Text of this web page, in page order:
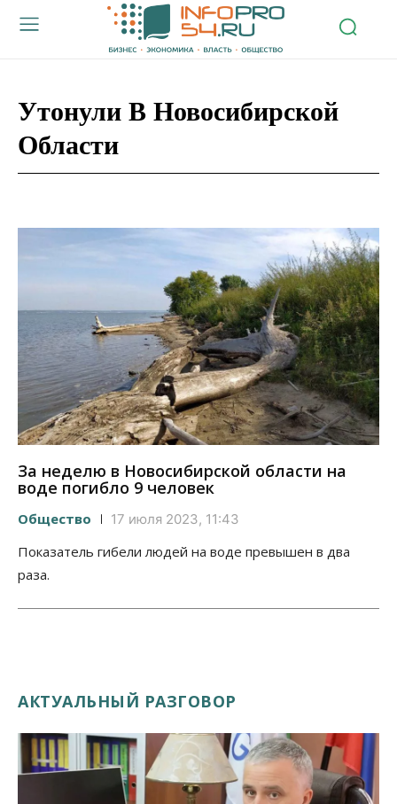
Утонули В Новосибирской
Области
За неделю в Новосибирской области на
воде погибло 9 человек
Общество 17 июля 2023, 11:43
Показатель гибели людей на воде превышен в два
раза.
АКТУАЛЬНЫЙ РАЗГОВОР